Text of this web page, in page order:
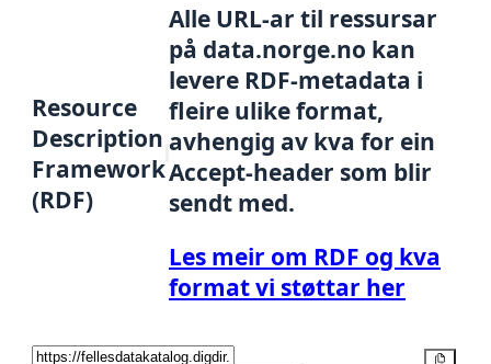
Resource
Description
Framework
(RDF)
Alle URL-ar til ressursar
på data.norge.no kan
levere RDF-metadata i
fleire ulike format,
avhengig av kva for ein
Accept-header som blir
sendt med.
Les meir om RDF og kva
format vi støttar her